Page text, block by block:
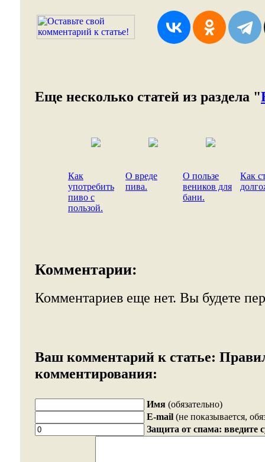
Еще несколько статей из раздела "
Как
употребить
пиво с
пользой.
О вреде
пива.
О пользе
веников для
бани.
Как
Комментарии:
Комментариев еще нет. Вы будете
Ваш комментарий к статье:
комментирования:
Имя (обязательно)
E-mail (не показывается,
Защита от спама: введите